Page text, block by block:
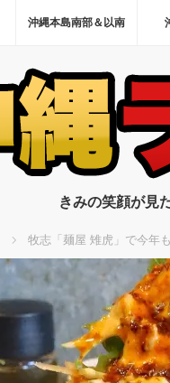
沖縄本島南部＆以南
きみの笑顔が見
牧志「麺屋 雉虎」で今年